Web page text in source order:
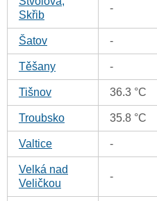
Skřib
-
Šatov -
Těšany -
Tišnov 36.3 °C
Troubsko 35.8 °C
Valtice -
Velká nad
Veličkou
-